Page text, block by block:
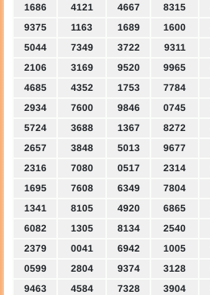
1686
4121 4667 8315
9375
1163 1689 1600
5044
7349 3722 9311
2106
3169 9520 9965
4685
4352 1753 7784
2934
7600 9846 0745
5724
3688 1367 8272
2657
3848 5013 9677
2316
7080 0517 2314
1695
7608 6349 7804
1341
8105 4920 6865
6082
1305 8134 2540
2379
0041 6942 1005
0599
2804 9374 3128
9463
4584 7328 3904